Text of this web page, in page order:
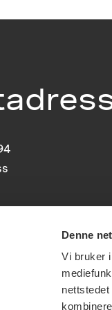
Denne
Vi bruker